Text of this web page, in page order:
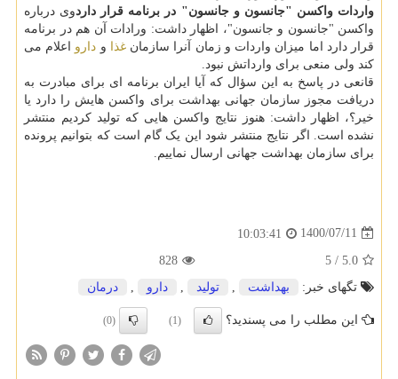
واردات واکسن "جانسون و جانسون" در برنامه قرار داردوی درباره
واکسن "جانسون و جانسون"، اظهار داشت: ورادات آن هم در برنامه
قرار دارد اما میزان واردات و زمان آنرا سازمانغذا و دارو اعلام می
کند ولی منعی برای وارداتش نبود.
قانعی در پاسخ به این سؤال که آیا ایران برنامه ای برای مبادرت به
دریافت مجوز سازمان جهانی بهداشت برای واکسن هایش را دارد یا
خیر؟، اظهار داشت: هنوز نتایج واکسن هایی که تولید کردیم منتشر
نشده است. اگر نتایج منتشر شود این یک گام است که بتوانیم پرونده
برای سازمان بهداشت جهانی ارسال نماییم.
1400/07/11
10:03:41
5.0
/
5
828
تگهای خبر:
بهداشت تولید دارو درمان
این مطلب را می پسندید؟ (1)
(0)